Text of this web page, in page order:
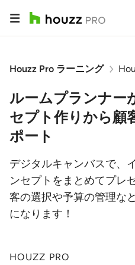
Houzz Pro ラーニング
ルームプランナー
セプト作りから顧
ポート
デジタルキャンバスで、
ンセプトをまとめてプレ
客の選択や予算の管理な
になります！
HOUZZ PRO